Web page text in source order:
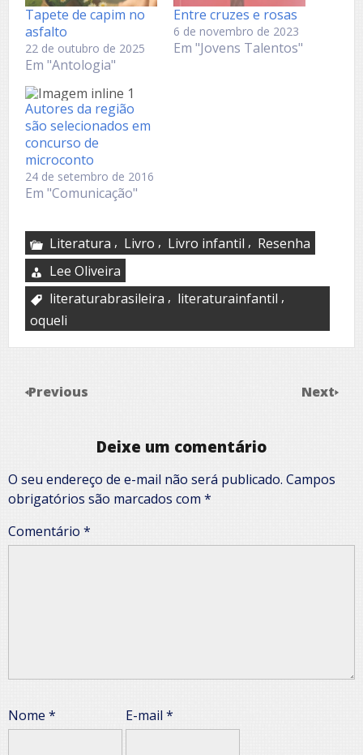
Tapete de capim no
asfalto
22 de outubro de 2025
Em "Antologia"
Entre cruzes e rosas
6 de novembro de 2023
Em "Jovens Talentos"
Autores da região
são selecionados em
concurso de
microconto
24 de setembro de 2016
Em "Comunicação"
Literatura , Livro , Livro infantil , Resenha
Lee Oliveira
literaturabrasileira , literaturainfantil ,
oqueli
Previous Next
Deixe um comentário
O seu endereço de e-mail não será publicado. Campos
obrigatórios são marcados com *
Comentário *
Nome * E-mail*